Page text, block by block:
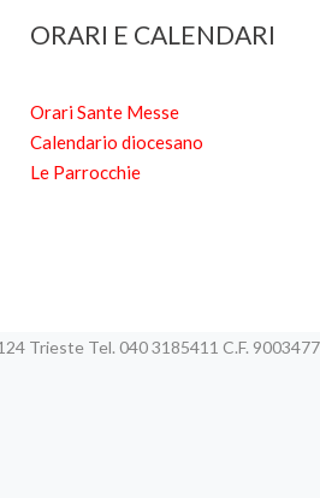
ORARI E CALENDARI
Orari Sante Messe
Calendario diocesano
Le Parrocchie
Trieste Tel. 040 3185411 C.F.